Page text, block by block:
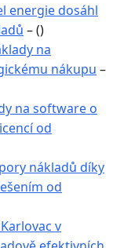
energie dosáhl
– ()
na
nákupu –
na software o
od
nákladů díky
od
v